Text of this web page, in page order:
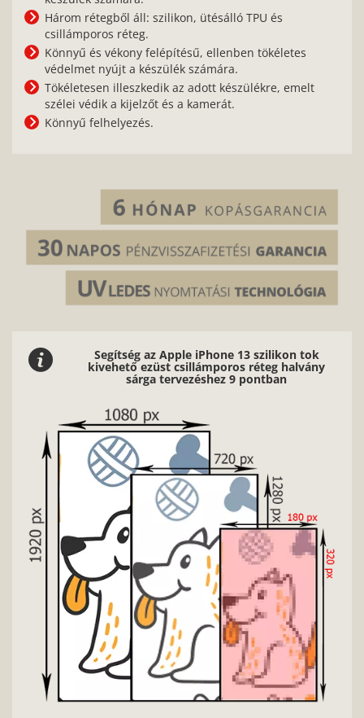
Három rétegből áll: szilikon, ütésálló TPU és
csillámporos réteg.
Könnyű és vékony felépítésű, ellenben tökéletes
védelmet nyújt a készülék számára.
Tökéletesen illeszkedik az adott készülékre, emelt
szélei védik a kijelzőt és a kamerát.
Könnyű felhelyezés.
Segítség az Apple iPhone 13 szilikon tok
kivehető ezüst csillámporos réteg halvány
sárga tervezéshez 9 pontban